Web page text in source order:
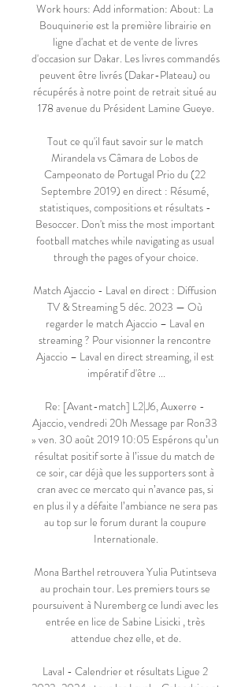
Work hours: Add information: About: La
Bouquinerie est la première librairie en
ligne d'achat et de vente de livres
d'occasion sur Dakar. Les livres commandés
peuvent être livrés (Dakar-Plateau) ou
récupérés à notre point de retrait situé au
178 avenue du Président Lamine Gueye.
Tout ce qu'il faut savoir sur le match
Mirandela vs Câmara de Lobos de
Campeonato de Portugal Prio du (22
Septembre 2019) en direct : Résumé,
statistiques, compositions et résultats -
Besoccer. Don't miss the most important
football matches while navigating as usual
through the pages of your choice.
Match Ajaccio - Laval en direct : Diffusion
TV & Streaming 5 déc. 2023 — Où
regarder le match Ajaccio – Laval en
streaming ? Pour visionner la rencontre
Ajaccio – Laval en direct streaming, il est
impératif d'être ...
Re: [Avant-match] L2|J6, Auxerre -
Ajaccio, vendredi 20h Message par Ron33
» ven. 30 août 2019 10:05 Espérons qu’un
résultat positif sorte à l’issue du match de
ce soir, car déjà que les supporters sont à
cran avec ce mercato qui n’avance pas, si
en plus il y a défaite l’ambiance ne sera pas
au top sur le forum durant la coupure
Internationale.
Mona Barthel retrouvera Yulia Putintseva
au prochain tour. Les premiers tours se
poursuivent à Nuremberg ce lundi avec les
entrée en lice de Sabine Lisicki , très
attendue chez elle, et de.
Laval - Calendrier et résultats Ligue 2